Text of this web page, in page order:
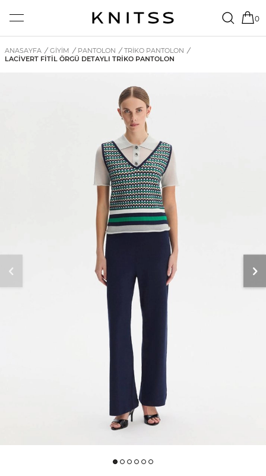
0
ANASAYFA / GİYİM / PANTOLON / TRIKO PANTOLON /
LACIVERT FITIL ÖRGÜ DETAYLI TRIKO PANTOLON